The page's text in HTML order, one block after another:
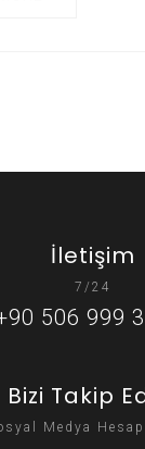
İletişim
7/24
506 999
Bizi Takip
Medya